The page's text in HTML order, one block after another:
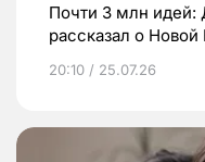
Почти 3 млн
рассказал о
20:10 / 25.07.26